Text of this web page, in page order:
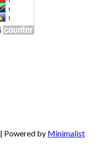
| Powered by Minimalist